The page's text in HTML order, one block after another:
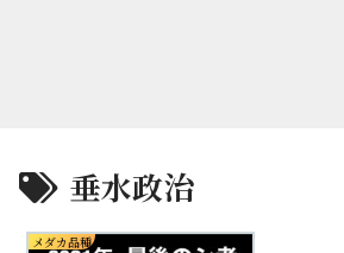
垂水政治
メダカ品種